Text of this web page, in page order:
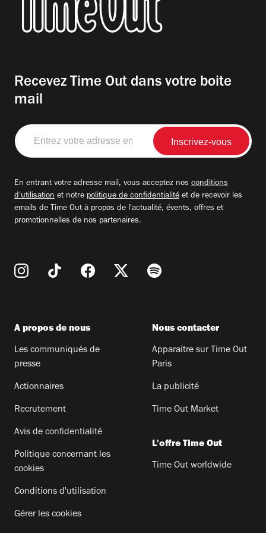
Recevez Time Out dans votre boite
mail
Entrez
votre
adresse
En entrant votre adresse mail, vous acceptez nos conditions
d'utilisation et notre politique de confidentialité et de recevoir les
emails de Time Out à propos de l'actualité, évents, offres et
promotionnelles de nos partenaires.
A propos de nous
Les communiqués de
presse
Actionnaires
Recrutement
Avis de confidentialité
Politique concernant les
cookies
Conditions d'utilisation
Gérer les cookies
Nous contacter
Apparaitre sur Time Out
Paris
La publicité
Time Out Market
L'offre Time Out
Time Out worldwide